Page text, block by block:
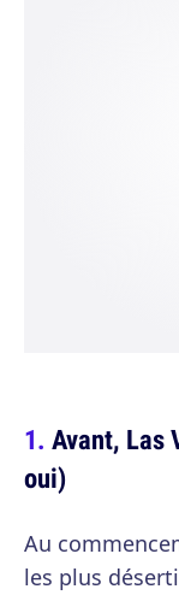
Avant, Las
oui)
Au
les plus